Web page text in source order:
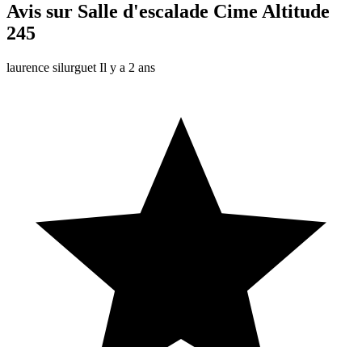
Avis sur Salle d'escalade Cime Altitude
245
laurence silurguet Il y a 2 ans